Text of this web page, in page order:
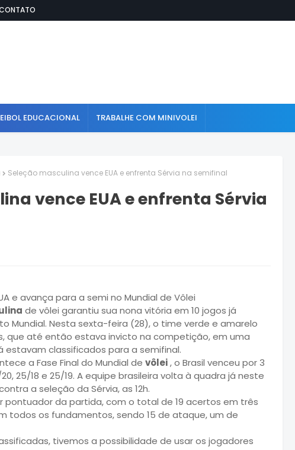
EDUCACIONAL TRABALHE COM MINIVOLEI
Seleção masculina vence EUA e enfrenta Sérvia na semifinal
vence EUA e enfrenta Sérvia
de vôlei garantiu sua nona vitória em 10 jogos já
Mundial. Nesta sexta-feira (28), o time verde e amarelo
que até então estava invicto na competição, em uma
estavam classificados para a semifinal.
a Fase Final do Mundial de vôlei, o Brasil venceu por 3
25/18 e 25/19. A equipe brasileira volta à quadra já neste
a seleção da Sérvia, as 12h.
pontuador da partida, com o total de 19 acertos em três
todos os fundamentos, sendo 15 de ataque, um de
tivemos a possibilidade de usar os jogadores